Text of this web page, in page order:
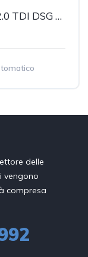
Volkswagen Tiguan Edition Plus 2.0 TDI DSG camera 360° PREZZO REALE
delle
vengono
compresa